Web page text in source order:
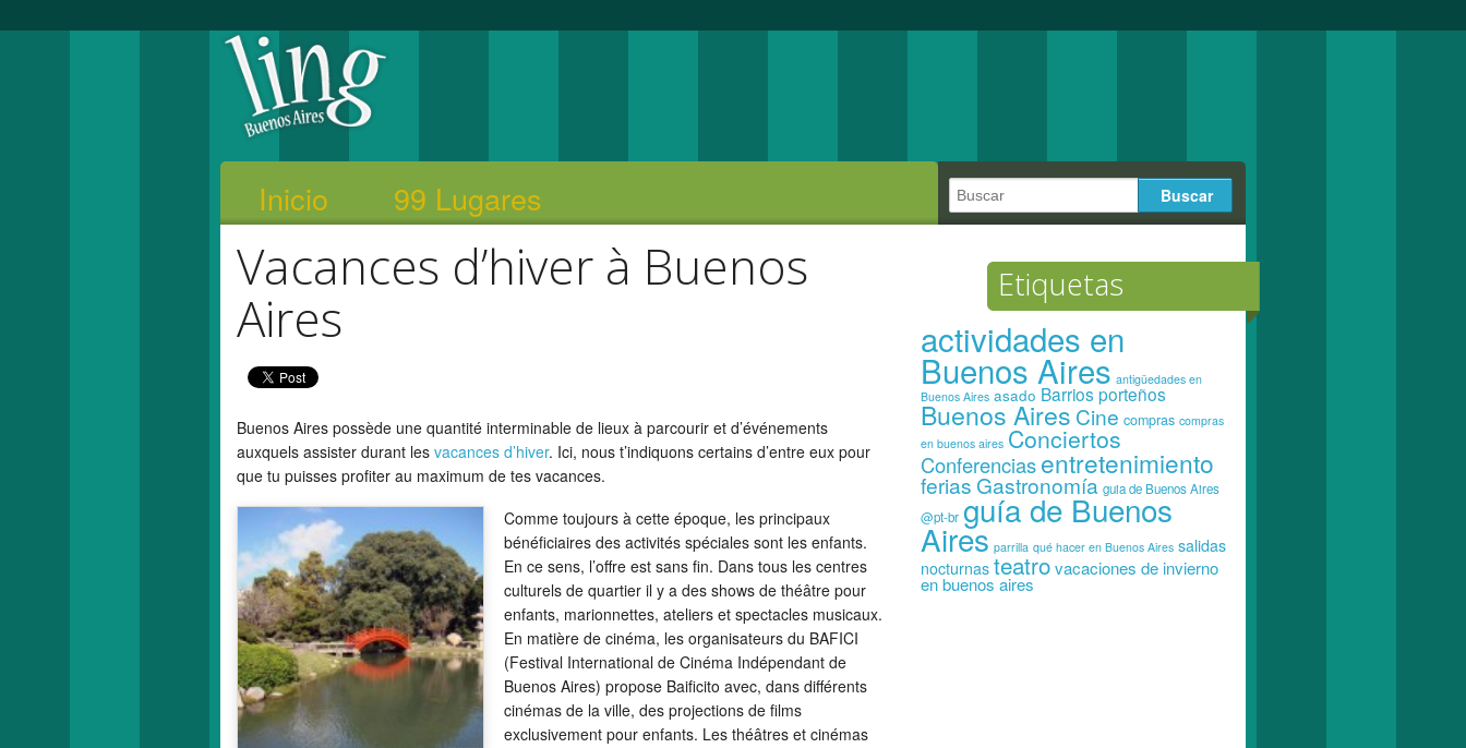
Inicio 99 Lugares
Vacances d’hiver à Buenos
Aires
Buenos Aires possède une quantité interminable de lieux à parcourir et d’événements
auxquels assister durant les vacances d’hiver. Ici, nous t’indiquons certains d’entre eux pour
que tu puisses profiter au maximum de tes vacances.
Comme toujours à cette époque, les principaux
bénéficiaires des activités spéciales sont les enfants.
En ce sens, l’offre est sans fin. Dans tous les centres
culturels de quartier il y a des shows de théâtre pour
enfants, marionnettes, ateliers et spectacles musicaux.
En matière de cinéma, les organisateurs du BAFICI
(Festival International de Cinéma Indépendant de
Buenos Aires) propose Baificito avec, dans différents
cinémas de la ville, des projections de films
exclusivement pour enfants. Les théâtres et cinémas
Etiquetas
actividades en
Buenos Aires antigüedades en
Buenos Aires asado Barrios porteños
Buenos Aires Cine compras compras
en buenos aires Conciertos
Conferencias entretenimiento
ferias Gastronomía guia de Buenos Aires
@pt-br guía de Buenos
Aires parrilla qué hacer en Buenos Aires salidas
nocturnas teatro vacaciones de invierno
en buenos aires